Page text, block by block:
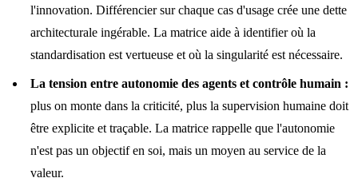
l'innovation. Différencier sur chaque cas d'usage crée une dette
architecturale ingérable. La matrice aide à identifier où la
standardisation est vertueuse et où la singularité est nécessaire.
La tension entre autonomie des agents et contrôle humain :
plus on monte dans la criticité, plus la supervision humaine doit
être explicite et traçable. La matrice rappelle que l'autonomie
n'est pas un objectif en soi, mais un moyen au service de la
valeur.